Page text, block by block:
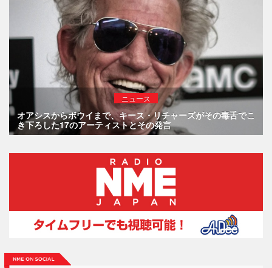
ニュース
オアシスからボウイまで、キース・リチャーズがその毒舌でこ
き下ろした17のアーティストとその発言